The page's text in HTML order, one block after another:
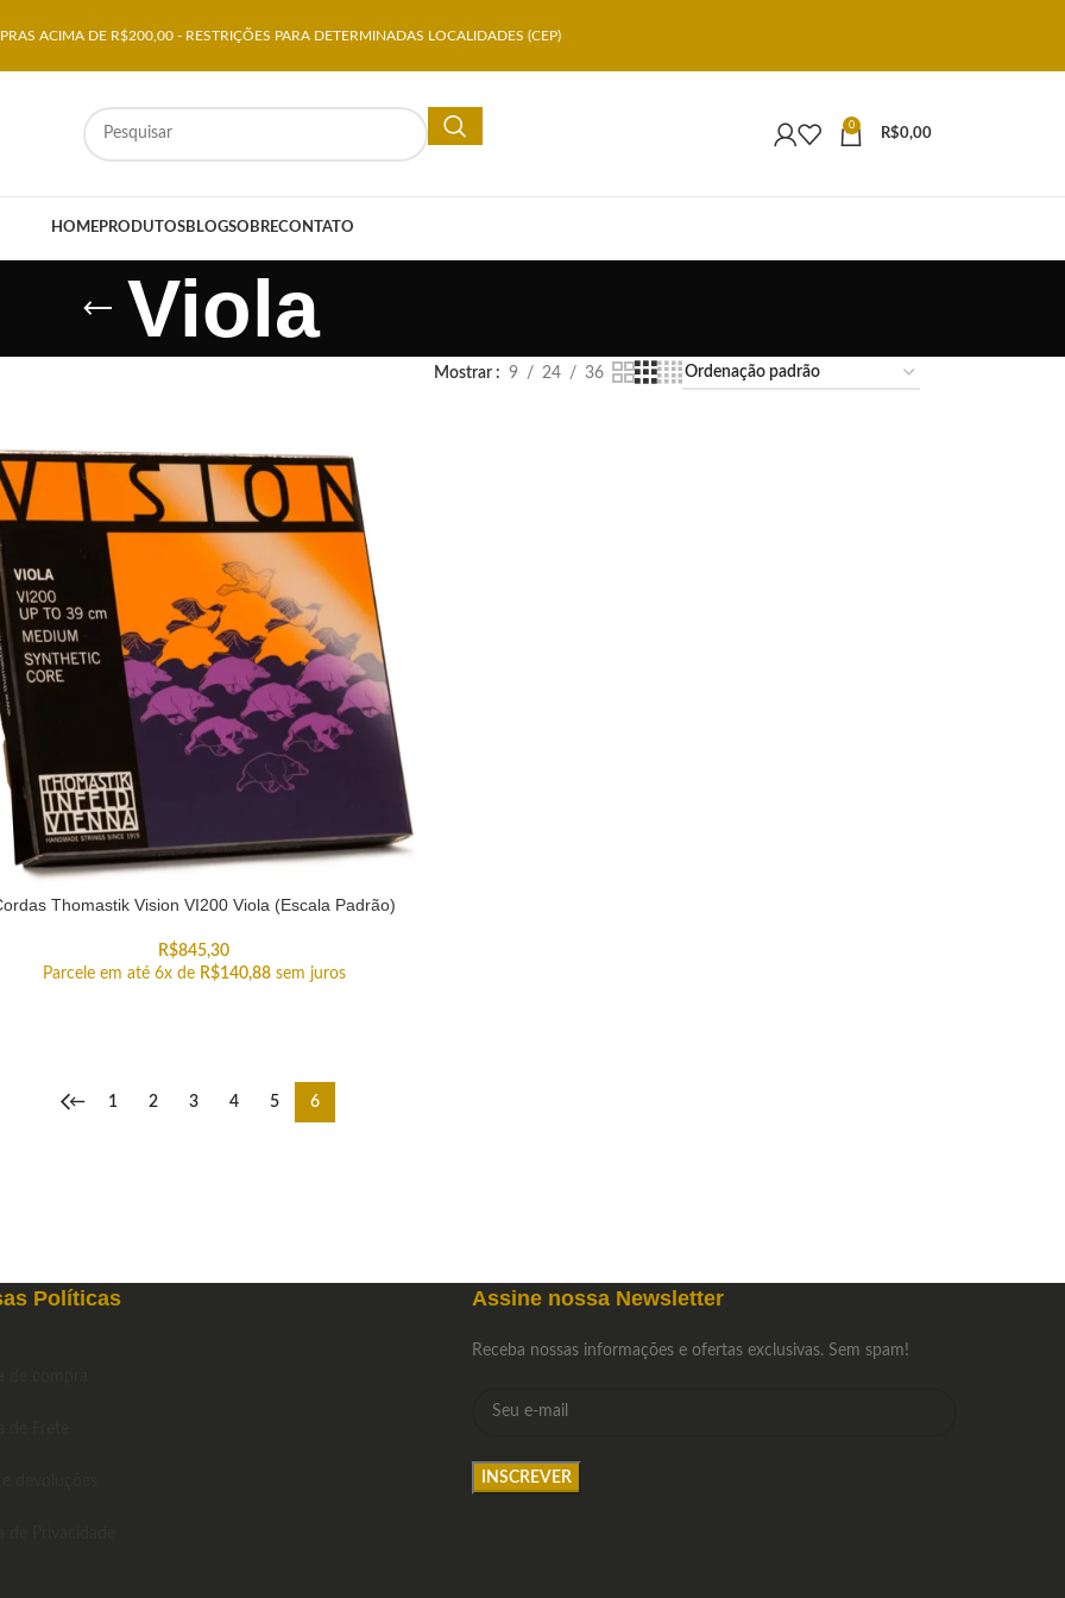
ACIMA DE R$200,00 - RESTRIÇÕES PARA DETERMINADAS LOCALIDADES (CEP)
0
R$0,00
HOMEPRODUTOSBLOGSOBRECONTATO
Viola
Mostrar 9 24 36
Thomastik Vision VI200 Viola (Escala Padrão)
R$845,30
Parcele em até 6x de R$140,88 sem juros
← 1 2 3 4 5 6
Políticas Assine nossa Newsletter
Receba nossas informações e ofertas exclusivas. Sem spam!